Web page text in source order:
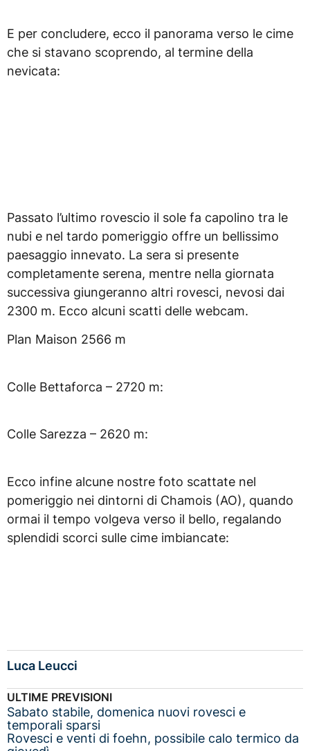
E per concludere, ecco il panorama verso le cime
che si stavano scoprendo, al termine della
nevicata:
Passato l’ultimo rovescio il sole fa capolino tra le
nubi e nel tardo pomeriggio offre un bellissimo
paesaggio innevato. La sera si presente
completamente serena, mentre nella giornata
successiva giungeranno altri rovesci, nevosi dai
2300 m. Ecco alcuni scatti delle webcam.
Plan Maison 2566 m
Colle Bettaforca – 2720 m:
Colle Sarezza – 2620 m:
Ecco infine alcune nostre foto scattate nel
pomeriggio nei dintorni di Chamois (AO), quando
ormai il tempo volgeva verso il bello, regalando
splendidi scorci sulle cime imbiancate:
Luca Leucci
ULTIME PREVISIONI
Sabato stabile, domenica nuovi rovesci e
temporali sparsi
Rovesci e venti di foehn, possibile calo termico da